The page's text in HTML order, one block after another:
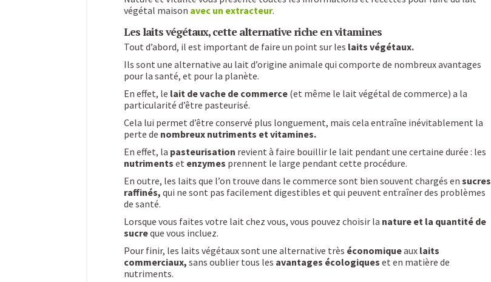
végétal maison avec un extracteur.
Les laits végétaux, cette alternative riche en vitamines
Tout d’abord, il est important de faire un point sur les laits végétaux.
Ils sont une alternative au lait d’origine animale qui comporte de nombreux avantages
pour la santé, et pour la planète.
En effet, le lait de vache de commerce (et même le lait végétal de commerce) a la
particularité d’être pasteurisé.
Cela lui permet d’être conservé plus longuement, mais cela entraîne inévitablement la
perte de nombreux nutriments et vitamines.
En effet, la pasteurisation revient à faire bouillir le lait pendant une certaine durée : les
nutriments et enzymes prennent le large pendant cette procédure.
En outre, les laits que l’on trouve dans le commerce sont bien souvent chargés en sucres
raffinés, qui ne sont pas facilement digestibles et qui peuvent entraîner des problèmes
de santé.
Lorsque vous faites votre lait chez vous, vous pouvez choisir la nature et la quantité de
sucreque vous incluez.
Pour finir, les laits végétaux sont une alternative très économiqueaux laits
commerciaux, sans oublier tous les avantages écologiques et en matière de
nutriments.